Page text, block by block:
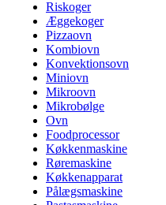
Riskoger
Æggekoger
Pizzaovn
Kombiovn
Konvektionsovn
Miniovn
Mikroovn
Mikrobølge
Ovn
Foodprocessor
Køkkenmaskine
Røremaskine
Køkkenapparat
Pålægsmaskine